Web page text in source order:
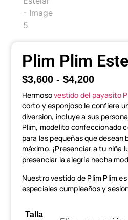
Plim Plim
$3,600 - $4,200
Hermosovestido del payasito
corto y esponjoso le confiere
diversión, incluye a sus
Plim, modelito confeccionado
para las pequeñas que desean
máximo. ¡Presenciar a tu niña
presenciar la alegría hecha
Nuestro vestido de Plim Plim
especiales cumpleaños y
Talla